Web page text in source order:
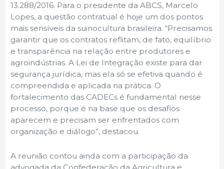
13.288/2016. Para o presidente da ABCS, Marcelo
Lopes, a questão contratual é hoje um dos pontos
mais sensíveis da suinocultura brasileira. “Precisamos
garantir que os contratos reflitam, de fato, equilíbrio
e transparência na relação entre produtores e
agroindústrias. A Lei de Integração existe para dar
segurança jurídica, mas ela só se efetiva quando é
compreendida e aplicada na prática. O
fortalecimento das CADECs é fundamental nesse
processo, porque é na base que os desafios
aparecem e precisam ser enfrentados com
organização e diálogo”, destacou.
A reunião contou ainda com a participação da
advogada da Confederação da Agricultura e